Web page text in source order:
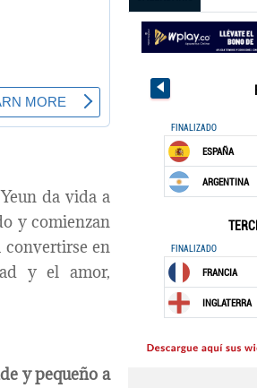
da vida a
y comienzan
convertirse en
y el amor,
y pequeño a